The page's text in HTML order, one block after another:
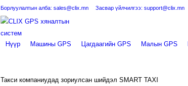
Борлуулалтын алба: sales@clix.mn Засвар үйлчилгээ: support@clix.mn
Нүүр Машины GPS Цагдаагийн GPS Малын GPS
Такси компаниудад зориулсан шийдэл SMART TAXI